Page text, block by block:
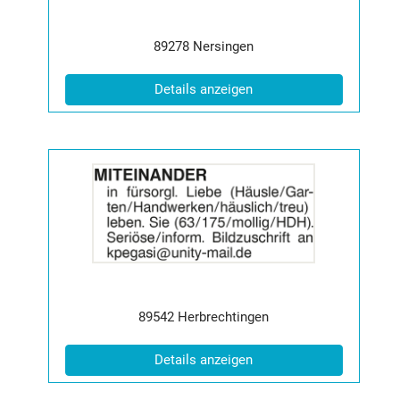
Postleitzahl:
89278 Ort:
Nersingen
Details anzeigen(ID: 2065376)
der
Anzeige
2065377
anzeigen
|
Info:
Postleitzahl:
89542 Ort:
Herbrechtingen
Details anzeigen(ID: 2065377)